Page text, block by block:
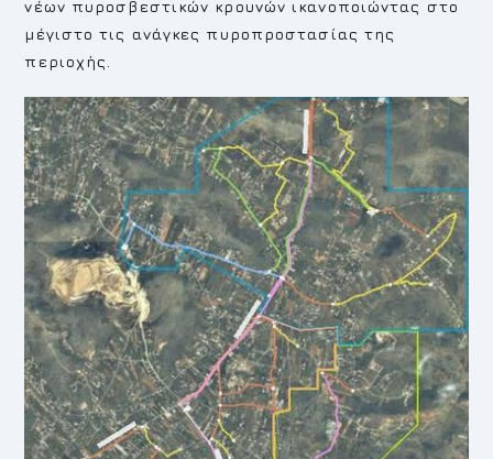
νέων πυροσβεστικών κρουνών ικανοποιώντας στο
μέγιστο τις ανάγκες πυροπροστασίας της
περιοχής.